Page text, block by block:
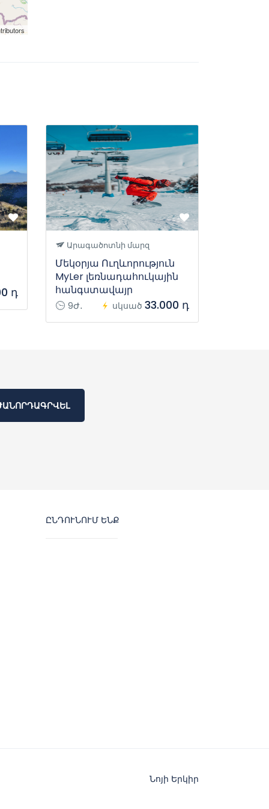
դ
Արագածոտնի մարզ
Մեկօրյա Ուղևորություն
MyLer լեռնադահուկային
հանգստավայր
9Ժ․ սկսած 33.000 դ
ԸՆԴՈՒՆՈՒՄ ԵՆՔ
Նոյի Երկիր